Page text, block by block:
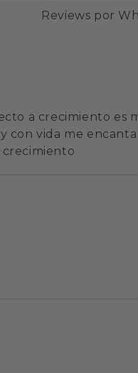
Reviews por
a crecimiento es
con vida me